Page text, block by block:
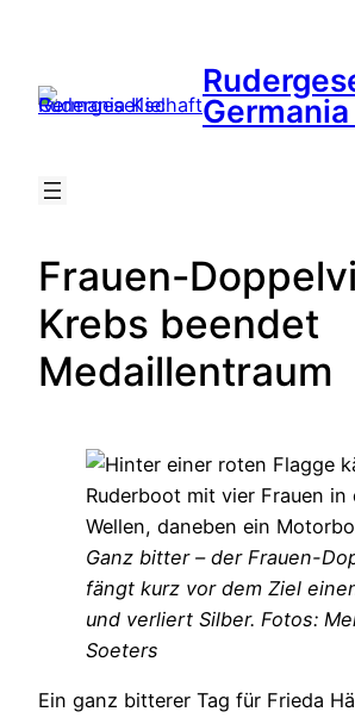
springen
Frauen-
Krebs beendet
Medaillentraum
Ganz bitter – der Frauen-
fängt kurz vor dem Ziel
und verliert Silber. Fotos:
Soeters
Ein ganz bitterer Tag für Frieda